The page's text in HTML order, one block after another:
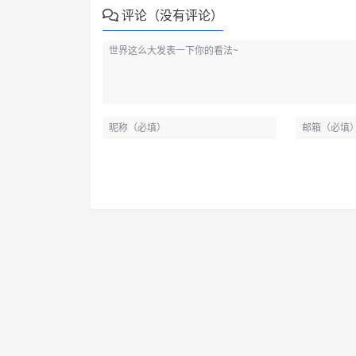
评论（没有评论）